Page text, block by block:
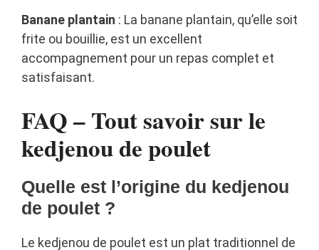
Banane plantain : La banane plantain, qu’elle soit
frite ou bouillie, est un excellent
accompagnement pour un repas complet et
satisfaisant.
FAQ – Tout savoir sur le
kedjenou de poulet
Quelle est l’origine du kedjenou
de poulet ?
Le kedjenou de poulet est un plat traditionnel de